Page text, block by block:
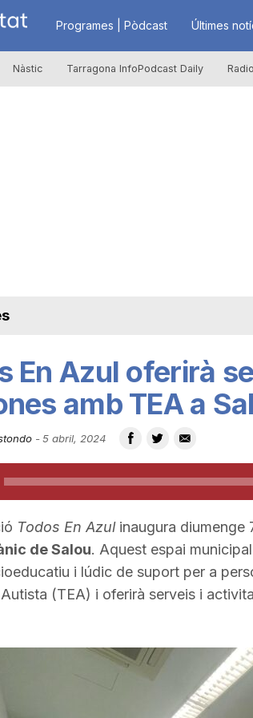
R
à
u
t
a
d
Programes | Pòdcast Últimes
Nàstic Tarragona InfoPodcast Daily
En Azul oferirà
amb TEA a
- 5 abril, 2024
Todos En Azulinaugura diumenge
de Salou. Aquest espai
i lúdic de suport per a
Autista (TEA) i oferirà serveis i